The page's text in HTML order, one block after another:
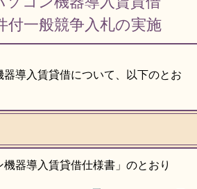
付一般競争入札の実施
導入賃貸借について、以下のとお
機器導入賃貸借仕様書」のとおり